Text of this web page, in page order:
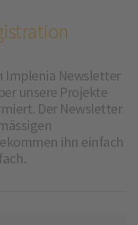
Implenia Newsletter
unsere Projekte
Der Newsletter
ihn einfach